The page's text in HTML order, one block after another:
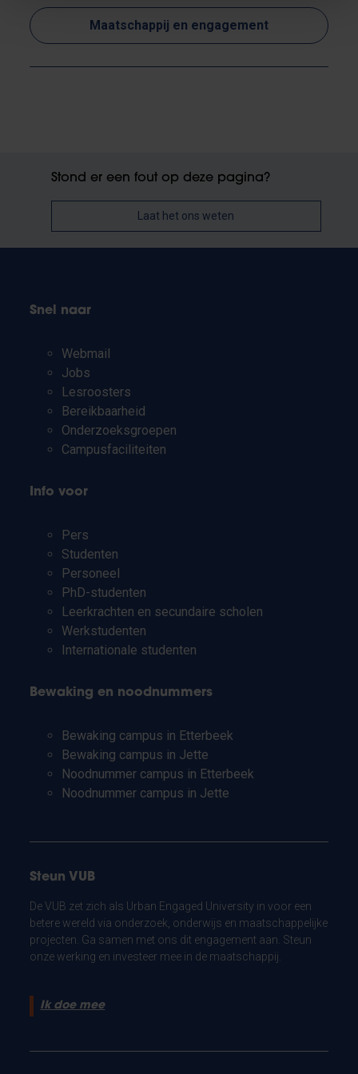
Maatschappij en engagement
Stond er een fout op deze pagina?
Laat het ons weten
Snel naar
Webmail
Jobs
Lesroosters
Bereikbaarheid
Onderzoeksgroepen
Campusfaciliteiten
Info voor
Pers
Studenten
Personeel
PhD-studenten
Leerkrachten en secundaire scholen
Werkstudenten
Internationale studenten
Bewaking en noodnummers
Bewaking campus in Etterbeek
Bewaking campus in Jette
Noodnummer campus in Etterbeek
Noodnummer campus in Jette
Steun VUB
De VUB zet zich als Urban Engaged University in voor een
betere wereld via onderzoek, onderwijs en maatschappelijke
projecten. Ga samen met ons dit engagement aan. Steun
onze werking en investeer mee in de maatschappij.
Ik doe mee